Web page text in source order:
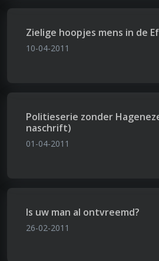
Zielige hoopjes mens in de
10-04-2011
Politieserie zonder
naschrift)
01-04-2011
Is uw man al ontvreemd?
26-02-2011